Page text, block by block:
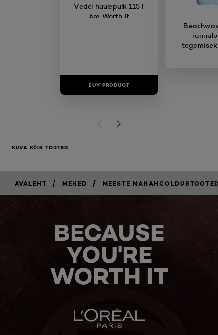
Vedel huulepulk 115 I
Am Worth It
BUY PRODUCT
PREVIOUS CARD
NEXT CARD
KUVA KÕIK TOOTED
AVALEHT / MEHED / MEESTE
BECAUSE
YOU'RE
WORTH IT